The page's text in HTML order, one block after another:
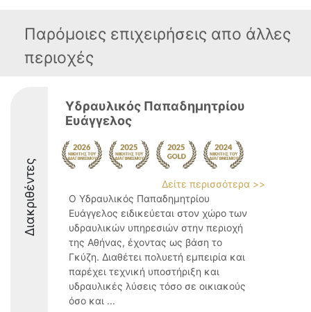
Παρόμοιες επιχειρήσεις απο άλλες
περιοχές
Διακριθέντες
Υδραυλικός Παπαδημητρίου
Ευάγγελος
Δείτε περισσότερα >>
Ο Υδραυλικός Παπαδημητρίου
Ευάγγελος ειδικεύεται στον χώρο των
υδραυλικών υπηρεσιών στην περιοχή
της Αθήνας, έχοντας ως βάση το
Γκύζη. Διαθέτει πολυετή εμπειρία και
παρέχει τεχνική υποστήριξη και
υδραυλικές λύσεις τόσο σε οικιακούς
όσο και ...